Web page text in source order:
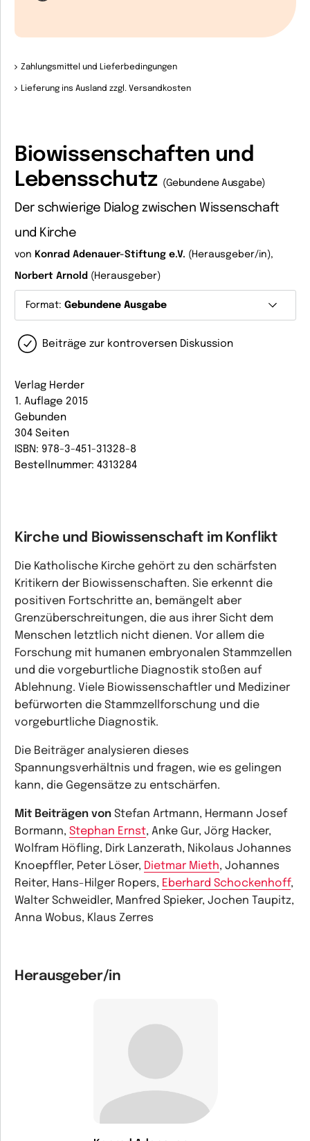
Zahlungsmittel und Lieferbedingungen
Lieferung ins Ausland zzgl. Versandkosten
Biowissenschaften und
Lebensschutz (Gebundene Ausgabe)
Der schwierige Dialog zwischen Wissenschaft
und Kirche
von Konrad Adenauer-Stiftung e.V. (Herausgeber/in),
Norbert Arnold (Herausgeber)
Format: Gebundene Ausgabe
Beiträge zur kontroversen Diskussion
Verlag Herder
1. Auflage 2015
Gebunden
304 Seiten
ISBN: 978-3-451-31328-8
Bestellnummer: 4313284
Kirche und Biowissenschaft im Konflikt
Die Katholische Kirche gehört zu den schärfsten
Kritikern der Biowissenschaften. Sie erkennt die
positiven Fortschritte an, bemängelt aber
Grenzüberschreitungen, die aus ihrer Sicht dem
Menschen letztlich nicht dienen. Vor allem die
Forschung mit humanen embryonalen Stammzellen
und die vorgeburtliche Diagnostik stoßen auf
Ablehnung. Viele Biowissenschaftler und Mediziner
befürworten die Stammzellforschung und die
vorgeburtliche Diagnostik.
Die Beiträger analysieren dieses
Spannungsverhältnis und fragen, wie es gelingen
kann, die Gegensätze zu entschärfen.
Mit Beiträgen von Stefan Artmann, Hermann Josef
Bormann, Stephan Ernst, Anke Gur, Jörg Hacker,
Wolfram Höfling, Dirk Lanzerath, Nikolaus Johannes
Knoepffler, Peter Löser, Dietmar Mieth, Johannes
Reiter, Hans-Hilger Ropers, Eberhard Schockenhoff,
Walter Schweidler, Manfred Spieker, Jochen Taupitz,
Anna Wobus, Klaus Zerres
Herausgeber/in